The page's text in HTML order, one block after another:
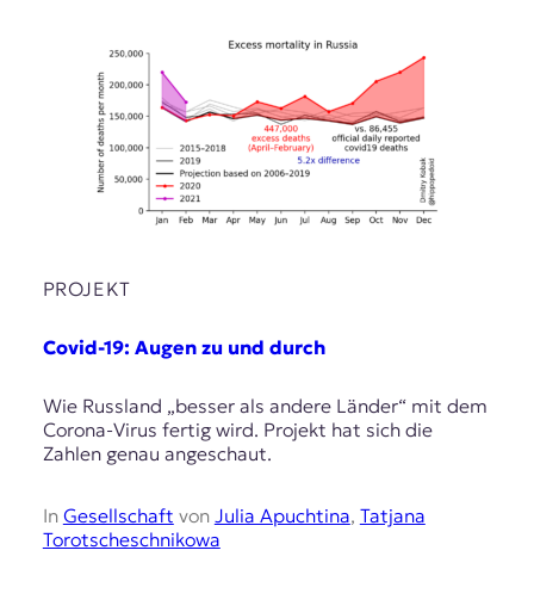
PROJEKT
Covid-19: Augen zu und durch
Wie Russland „besser als andere Länder“ mit dem
Corona-Virus fertig wird. Projekt hat sich die
Zahlen genau angeschaut.
In Gesellschaft von Julia Apuchtina, Tatjana
Torotscheschnikowa